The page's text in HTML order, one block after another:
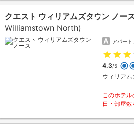
クエスト ウィリアムズタウン ノース
Williamstown North)
アパート
4.3/5
ウィリアム
このホテル
日・部屋